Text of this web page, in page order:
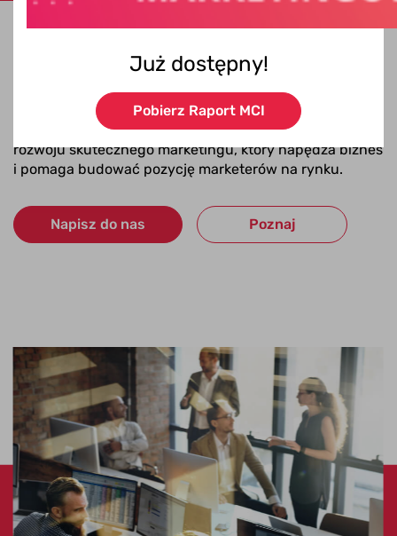
Już dostępny!
Pobierz Raport MCI
Wizja i misja organizacji
Silny głos marketerów
Tworzymy przestrzeń do inspiracji, edukacji, dyskusji i
rozwoju skutecznego marketingu, który napędza biznes
i pomaga budować pozycję marketerów na rynku.
Napisz do nas Poznaj